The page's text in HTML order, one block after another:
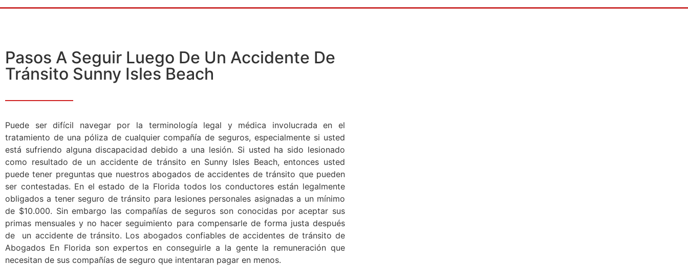
Pasos A Seguir Luego De Un Accidente De
Tránsito Sunny Isles Beach
Puede ser difícil navegar por la terminología legal y médica involucrada en el
tratamiento de una póliza de cualquier compañía de seguros, especialmente si usted
está sufriendo alguna discapacidad debido a una lesión. Si usted ha sido lesionado
como resultado de un accidente de tránsito en Sunny Isles Beach, entonces usted
puede tener preguntas que nuestros abogados de accidentes de tránsito que pueden
ser contestadas. En el estado de la Florida todos los conductores están legalmente
obligados a tener seguro de tránsito para lesiones personales asignadas a un mínimo
de $10.000. Sin embargo las compañías de seguros son conocidas por aceptar sus
primas mensuales y no hacer seguimiento para compensarle de forma justa después
de un accidente de tránsito. Los abogados confiables de accidentes de tránsito de
Abogados En Florida son expertos en conseguirle a la gente la remuneración que
necesitan de sus compañías de seguro que intentaran pagar en menos.